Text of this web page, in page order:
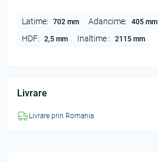
Latime: 702 mm Adancime: 405 mm
HDF: 2,5 mm Inaltime : 2115 mm
Livrare
Livrare prin Romania